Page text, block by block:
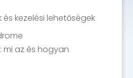
és kezelési lehetőségek
mi az és hogyan